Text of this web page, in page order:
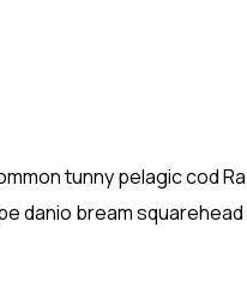
tunny pelagic cod
danio bream